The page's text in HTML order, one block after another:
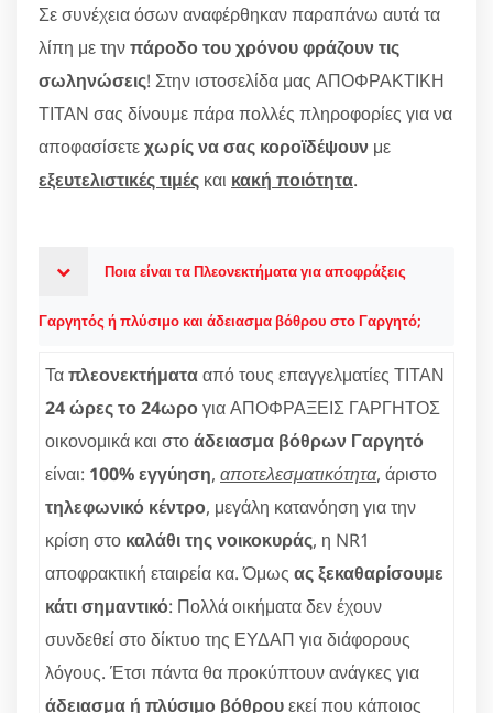
Σε συνέχεια όσων αναφέρθηκαν παραπάνω αυτά τα
λίπη με τηνπάροδο του χρόνου φράζουν τις
σωληνώσεις! Στην ιστοσελίδα μας ΑΠΟΦΡΑΚΤΙΚΗ
ΤΙΤΑΝ σας δίνουμε πάρα πολλές πληροφορίες για να
αποφασίσετεχωρίς να σας κοροϊδέψουν με
εξευτελιστικές τιμές και κακή ποιότητα.
Ποια είναι τα Πλεονεκτήματα για αποφράξεις
Γαργητός ή πλύσιμο και άδειασμα βόθρου στο Γαργητό;
Ταπλεονεκτήματααπό τους επαγγελματίες ΤΙΤΑΝ
24 ώρες το 24ωρογια ΑΠΟΦΡΑΞΕΙΣ ΓΑΡΓΗΤΟΣ
οικονομικά και στοάδειασμα βόθρων Γαργητό
είναι: 100% εγγύηση, αποτελεσματικότητα, άριστο
τηλεφωνικό κέντρο, μεγάλη κατανόηση για την
κρίση στο καλάθι της νοικοκυράς, η NR1
αποφρακτική εταιρεία κα. Όμως ας ξεκαθαρίσουμε
κάτι σημαντικό: Πολλά οικήματα δεν έχουν
συνδεθεί στο δίκτυο της ΕΥΔΑΠ για διάφορους
λόγους. Έτσι πάντα θα προκύπτουν ανάγκες για
άδειασμα ή πλύσιμο βόθρουεκεί που κάποιος